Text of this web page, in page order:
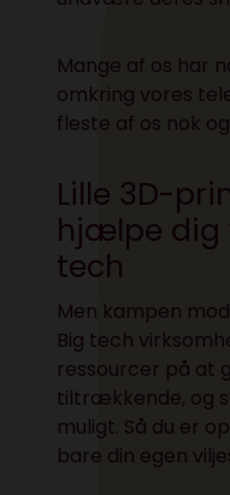
Mange af os har
omkring vores
fleste af os nok
Lille 3D-
hjælpe dig
tech
Men kampen
Big tech
ressourcer på at
tiltrækkende, og
muligt. Så du er
bare din egen